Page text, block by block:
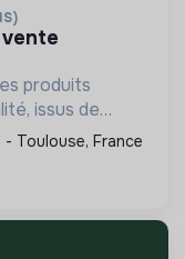
produits
issus de
durable, tout
- Toulouse, France